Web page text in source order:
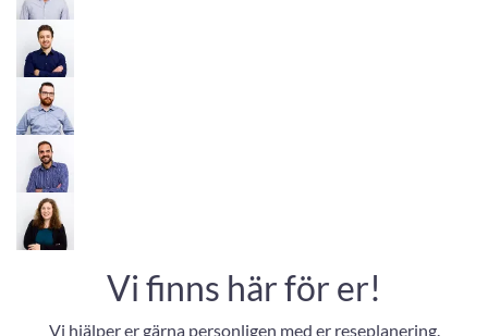
Vi finns här för er!
Vi hjälper er gärna personligen med er reseplanering.